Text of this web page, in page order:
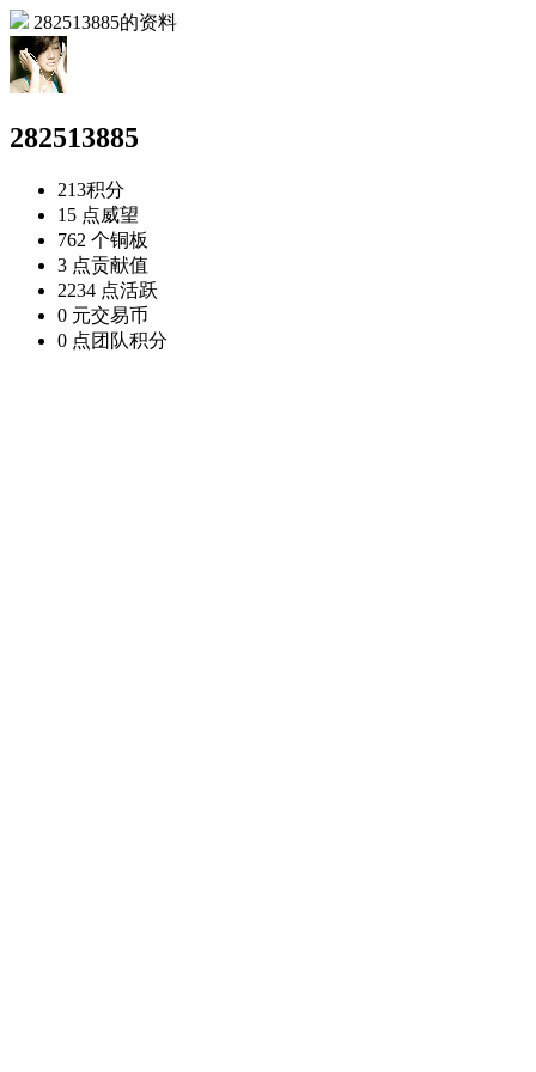
282513885的资料
282513885
213积分
15 点威望
762 个铜板
3 点贡献值
2234 点活跃
0 元交易币
0 点团队积分